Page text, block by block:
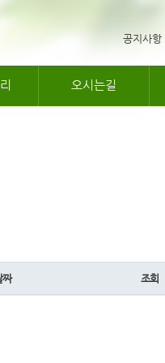
공지사항
오시는길
짜 조회